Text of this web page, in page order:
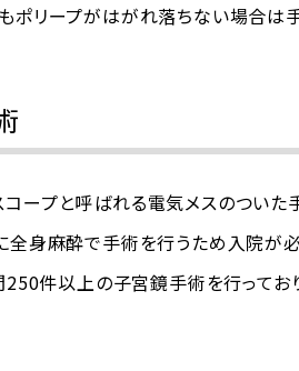
ポリープがはがれ落ちない場合は
ープと呼ばれる電気メスのつい
全身麻酔で手術を行うため入院が
件以上の子宮鏡手術を行ってお